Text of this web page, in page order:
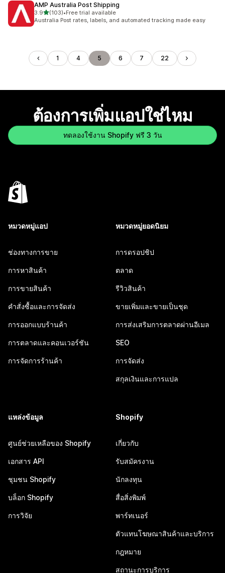
AMP Australia Post Shipping
3.9เต็ม 5 ดาว
(103)
ทั้งหมด 103 รีวิว
•Free trial available
Australia Post rates, labels, and automated tracking made easy
1 4 5 6 7 22
ต้องการเพิ่มแอปใช่ไหม
ทดลองใช้งาน Shopify ฟรี 3 วัน
หมวดหมู่แอป
ช่องทางการขาย
การหาสินค้า
การขายสินค้า
คำสั่งซื้อและการจัดส่ง
การออกแบบร้านค้า
การตลาดและคอนเวอร์ชัน
การจัดการร้านค้า
หมวดหมู่ยอดนิยม
การดรอปชิป
ตลาด
รีวิวสินค้า
ขายเพิ่มและขายเป็นชุด
การส่งเสริมการตลาดผ่านอีเมล
SEO
การจัดส่ง
สกุลเงินและการแปล
แหล่งข้อมูล
ศูนย์ช่วยเหลือของ Shopify
เอกสาร API
ชุมชน Shopify
บล็อก Shopify
การวิจัย
Shopify
เกี่ยวกับ
รับสมัครงาน
นักลงทุน
สื่อสิ่งพิมพ์
พาร์ทเนอร์
ตัวแทนโฆษณาสินค้าและบริการ
กฎหมาย
สถานะการบริการ